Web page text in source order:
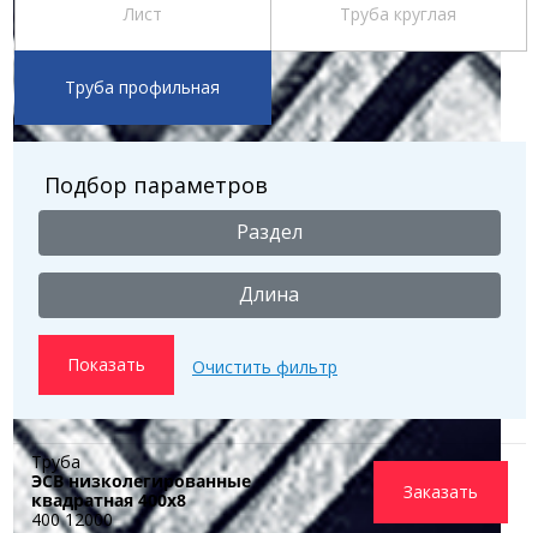
Лист Труба круглая
Труба профильная
Подбор параметров
Раздел
Длина
Труба
ЭСВ низколегированные
квадратная 400x8
400 12000
Заказать